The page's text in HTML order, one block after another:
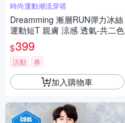
時尚運動潮流穿搭
Dreamming 漸層RUN彈力冰絲
運動短T 親膚 涼感 透氣-共二色
$399
活動 券
加入購物車